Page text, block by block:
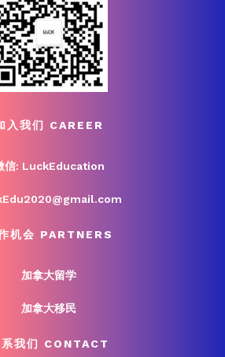
入我们 CAREER
信: LuckEducation
机会 PARTNERS
加拿大留学
加拿大移民
我们 CONTACT